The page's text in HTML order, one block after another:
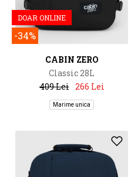
DOAR ONLINE
-34%
CABIN ZERO
Classic 28L
409 Lei 266 Lei
Marime unica